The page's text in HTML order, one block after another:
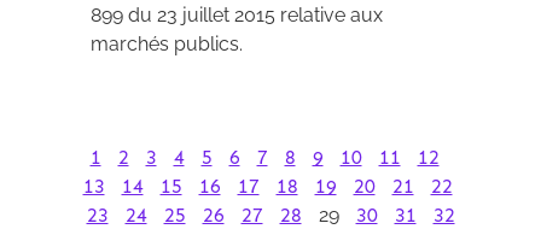
899 du 23 juillet 2015 relative aux
marchés publics.
1 2 3 4 5 6 7 8 9 10 11
12
13
14 15 16 17 18 19 20 21
22
23
24 25 26 27 28 29 30 31
32